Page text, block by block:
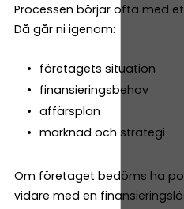
Processen börjar ofta med
Då går ni igenom:
företagets situation
finansieringsbehov
affärsplan
marknad och strategi
Om företaget bedöms ha
vidare med en